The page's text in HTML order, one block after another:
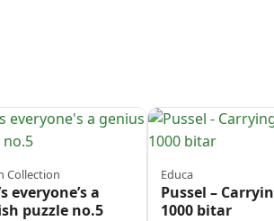
Collection
everyone’s a
puzzle no.5
Educa
Pussel –
1000 bitar